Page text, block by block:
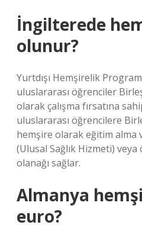
İngilterede
olunur?
Yurtdışı Hemşirelik
uluslararası öğrenciler
olarak çalışma fırsatına
uluslararası öğrencilere
hemşire olarak eğitim alma
(Ulusal Sağlık Hizmeti) veya
olanağı sağlar.
Almanya
euro?